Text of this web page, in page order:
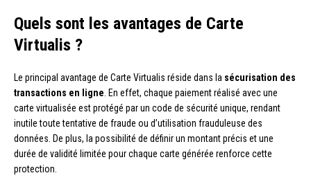
Quels sont les avantages de Carte
Virtualis ?
Le principal avantage de Carte Virtualis réside dans la sécurisation des
transactions en ligne. En effet, chaque paiement réalisé avec une
carte virtualisée est protégé par un code de sécurité unique, rendant
inutile toute tentative de fraude ou d’utilisation frauduleuse des
données. De plus, la possibilité de définir un montant précis et une
durée de validité limitée pour chaque carte générée renforce cette
protection.